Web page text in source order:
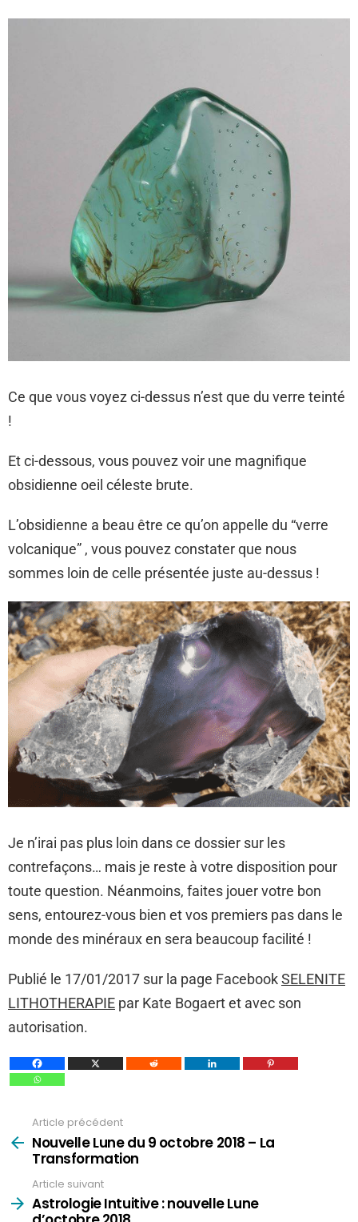
Ce que vous voyez ci-dessus n’est que du verre teinté
!
Et ci-dessous, vous pouvez voir une magnifique
obsidienne oeil céleste brute.
L’obsidienne a beau être ce qu’on appelle du “verre
volcanique” , vous pouvez constater que nous
sommes loin de celle présentée juste au-dessus !
Je n’irai pas plus loin dans ce dossier sur les
contrefaçons… mais je reste à votre disposition pour
toute question. Néanmoins, faites jouer votre bon
sens, entourez-vous bien et vos premiers pas dans le
monde des minéraux en sera beaucoup facilité !
Publié le 17/01/2017 sur la page FacebookSELENITE
LITHOTHERAPIE par Kate Bogaert et avec son
autorisation.
plus
Article précédent
Nouvelle Lune du 9 octobre 2018 – La
Transformation
Article suivant
Astrologie Intuitive : nouvelle Lune